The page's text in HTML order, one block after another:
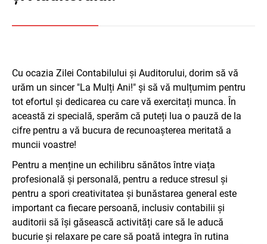
Cu ocazia Zilei Contabilului și Auditorului, dorim să vă
urăm un sincer "La Mulți Ani!" și să vă mulțumim pentru
tot efortul și dedicarea cu care vă exercitați munca. În
această zi specială, sperăm că puteți lua o pauză de la
cifre pentru a vă bucura de recunoașterea meritată a
muncii voastre!
Pentru a menține un echilibru sănătos între viața
profesională și personală, pentru a reduce stresul și
pentru a spori creativitatea și bunăstarea general este
important ca fiecare persoană, inclusiv contabilii și
auditorii să își găsească activități care să le aducă
bucurie și relaxare pe care să poată integra în rutina